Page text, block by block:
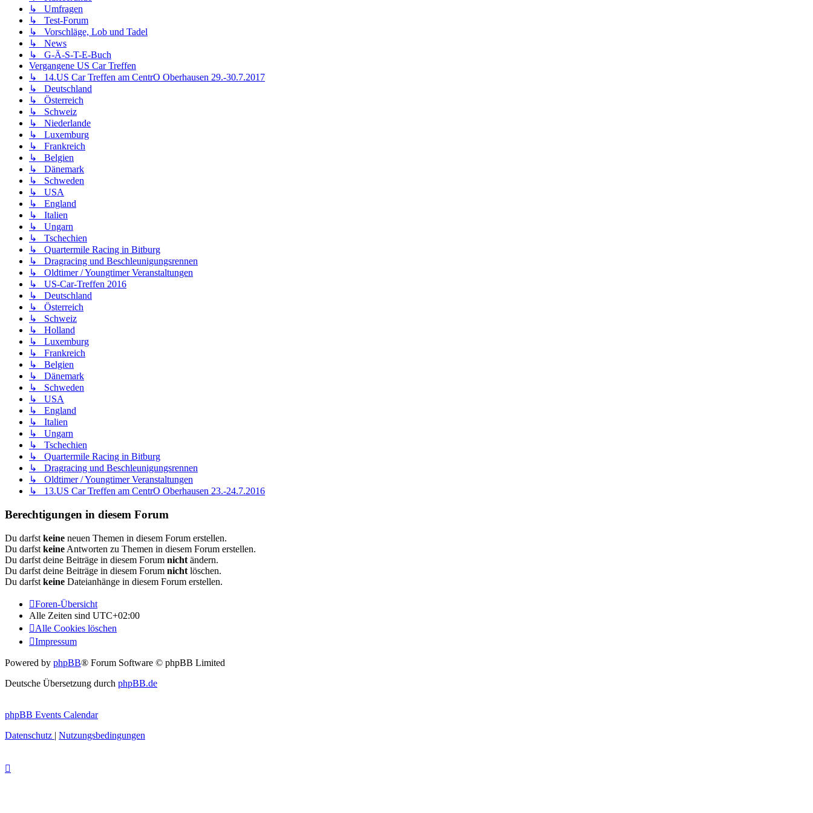
↳ Umfragen
↳ Test-Forum
↳ Vorschläge, Lob und Tadel
↳ News
↳ G-Ä-S-T-E-Buch
Vergangene US Car Treffen
↳ 14.US Car Treffen am CentrO Oberhausen 29.-30.7.2017
↳ Deutschland
↳ Österreich
↳ Schweiz
↳ Niederlande
↳ Luxemburg
↳ Frankreich
↳ Belgien
↳ Dänemark
↳ Schweden
↳ USA
↳ England
↳ Italien
↳ Ungarn
↳ Tschechien
↳ Quartermile Racing in Bitburg
↳ Dragracing und Beschleunigungsrennen
↳ Oldtimer / Youngtimer Veranstaltungen
↳ US-Car-Treffen 2016
↳ Deutschland
↳ Österreich
↳ Schweiz
↳ Holland
↳ Luxemburg
↳ Frankreich
↳ Belgien
↳ Dänemark
↳ Schweden
↳ USA
↳ England
↳ Italien
↳ Ungarn
↳ Tschechien
↳ Quartermile Racing in Bitburg
↳ Dragracing und Beschleunigungsrennen
↳ Oldtimer / Youngtimer Veranstaltungen
↳ 13.US Car Treffen am CentrO Oberhausen 23.-24.7.2016
Berechtigungen in diesem Forum
Du darfst keine neuen Themen in diesem Forum erstellen.
Du darfst keine Antworten zu Themen in diesem Forum erstellen.
Du darfst deine Beiträge in diesem Forum nicht ändern.
Du darfst deine Beiträge in diesem Forum nicht löschen.
Du darfst keine Dateianhänge in diesem Forum erstellen.
Foren-Übersicht
Alle Zeiten sind UTC+02:00
Alle Cookies löschen
Impressum
Powered by phpBB® Forum Software © phpBB Limited
Deutsche Übersetzung durch phpBB.de
phpBB Events Calendar
Datenschutz | Nutzungsbedingungen